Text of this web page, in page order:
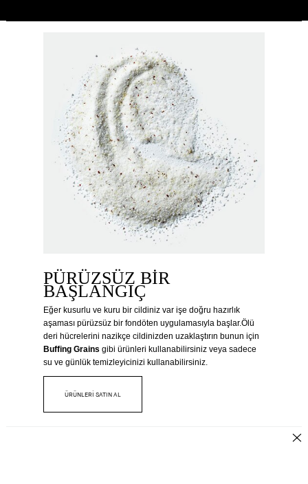
PÜRÜZSÜZ BIR
BAŞLANGIÇ
Eğer kusurlu ve kuru bir cildiniz var işe doğru hazırlık
aşaması pürüzsüz bir fondöten uygulamasıyla başlar.Ölü
deri hücrelerini nazikçe cildinizden uzaklaştırın bunun için
Buffing Grains gibi ürünleri kullanabilirsiniz veya sadece
su ve günlük temizleyicinizi kullanabilirsiniz.
ÜRÜNLERİ SATIN AL